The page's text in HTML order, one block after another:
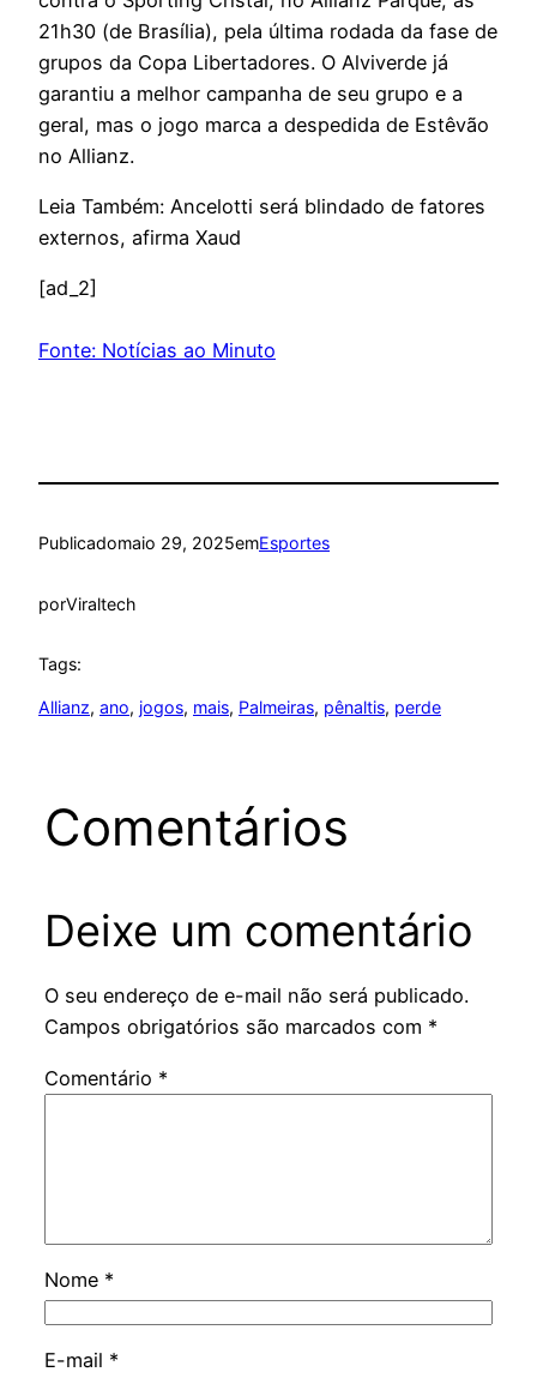
21h30 (de Brasília), pela última rodada da fase de
grupos da Copa Libertadores. O Alviverde já
garantiu a melhor campanha de seu grupo e a
geral, mas o jogo marca a despedida de Estêvão
no Allianz.
Leia Também: Ancelotti será blindado de fatores
externos, afirma Xaud
[ad_2]
Fonte: Notícias ao Minuto
Publicadomaio 29, 2025emEsportes
porViraltech
Tags:
Allianz, ano, jogos, mais, Palmeiras, pênaltis, perde
Comentários
Deixe um comentário
O seu endereço de e-mail não será publicado.
Campos obrigatórios são marcados com *
Comentário *
Nome *
E-mail *